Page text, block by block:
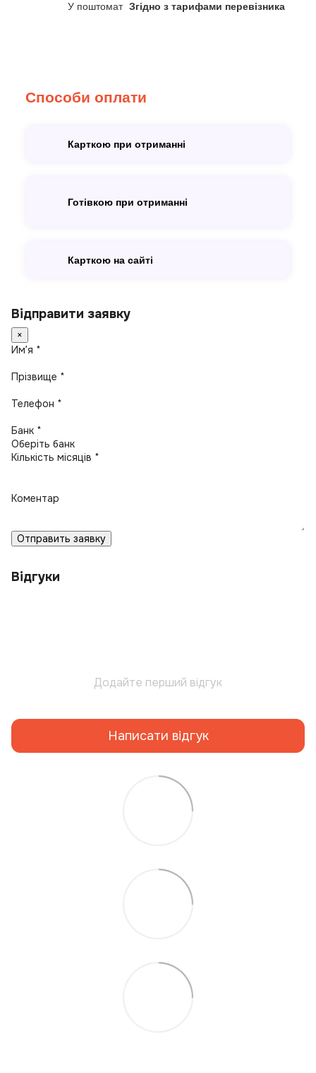
У поштомат Згідно з тарифами перевізника
Способи оплати
Карткою при отриманні
Готівкою при отриманні
Карткою на сайті
Відправити заявку
×
Имʼя *
Прізвище *
Телефон *
Банк *
Кількість місяців *
Коментар
Отправить заявку
Відгуки
Додайте перший відгук
Написати відгук